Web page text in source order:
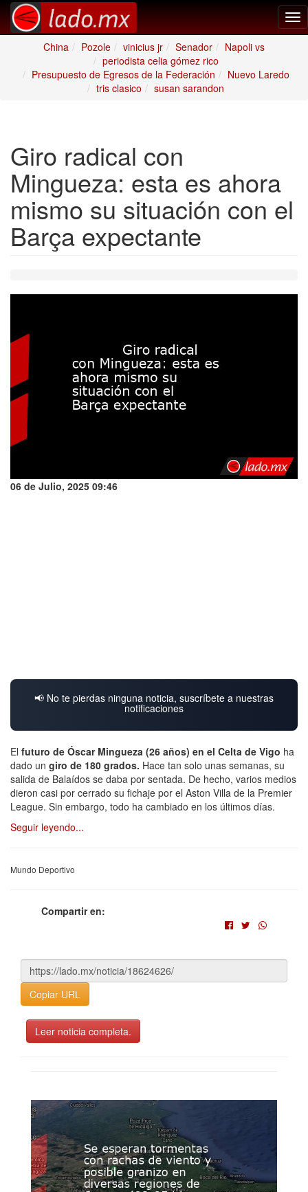
China
Pozole vinicius jr Senador
Napoli vs
periodista celia gómez rico
Presupuesto de Egresos de la Federación
Nuevo Laredo
tris clasico
susan sarandon
Giro radical con
Mingueza: esta es ahora
mismo su situación con el
Barça expectante
06 de Julio, 2025 09:46
📢 No te pierdas ninguna noticia, suscríbete a nuestras
notificaciones
El futuro de Óscar Mingueza (26 años) en el Celta de Vigo ha
dado un giro de 180 grados. Hace tan solo unas semanas, su
salida de Balaídos se daba por sentada. De hecho, varios medios
dieron casi por cerrado su fichaje por el Aston Villa de la Premier
League. Sin embargo, todo ha cambiado en los últimos días.
Seguir leyendo...
Mundo Deportivo
Compartir en:
Copiar URL
Leer noticia completa.